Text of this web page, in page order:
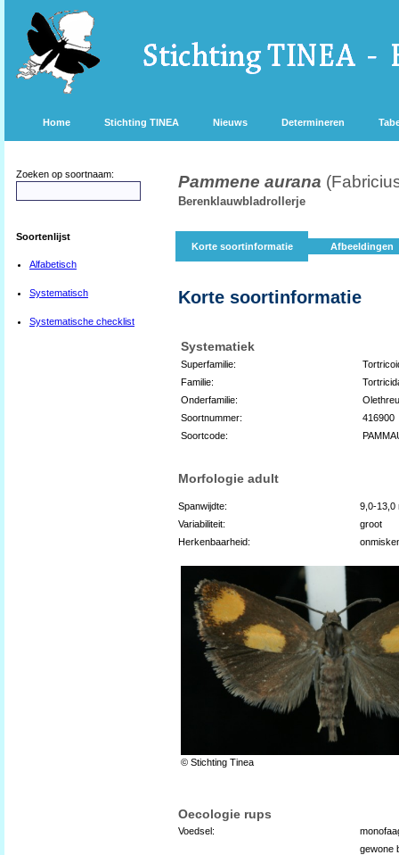
Home Stichting TINEA Nieuws Determineren
Zoeken op soortnaam:
Soortenlijst
Alfabetisch
Systematisch
Systematische checklist
Pammene aurana
Berenklauwbladrollerje
Korte soortinformatie Afbeeldingen
Korte soortinformatie
Systematiek
Superfamilie:
Familie:
Onderfamilie:
Soortnummer:
416900
Soortcode:
Morfologie adult
Spanwijdte:
9,0-13,0
Variabiliteit:
groot
Herkenbaarheid:
© Stichting Tinea
Oecologie rups
Voedsel:
gewone